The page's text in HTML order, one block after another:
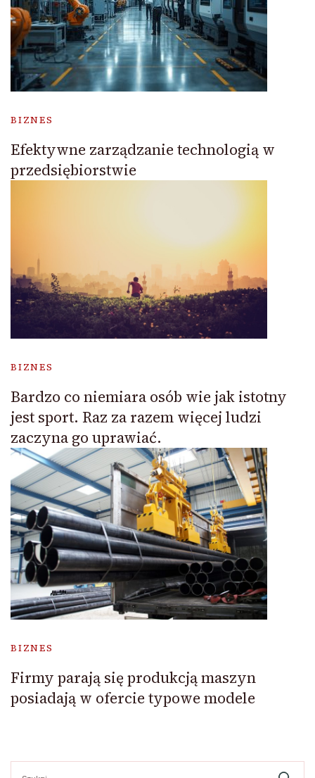
BIZNES
Efektywne zarządzanie technologią w
przedsiębiorstwie
BIZNES
Bardzo co niemiara osób wie jak istotny
jest sport. Raz za razem więcej ludzi
zaczyna go uprawiać.
BIZNES
Firmy parają się produkcją maszyn
posiadają w ofercie typowe modele